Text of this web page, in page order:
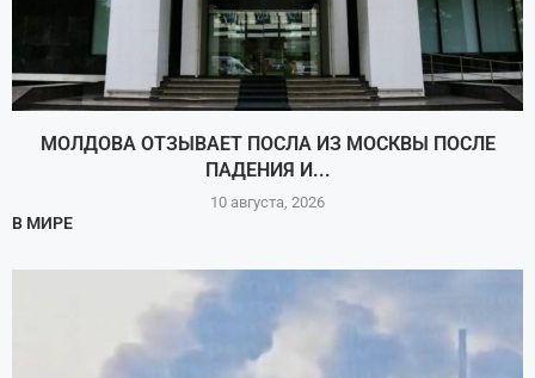
МОЛДОВА ОТЗЫВАЕТ ПОСЛА ИЗ МОСКВЫ ПОСЛЕ
ПАДЕНИЯ И...
10 августа, 2026
В МИРЕ